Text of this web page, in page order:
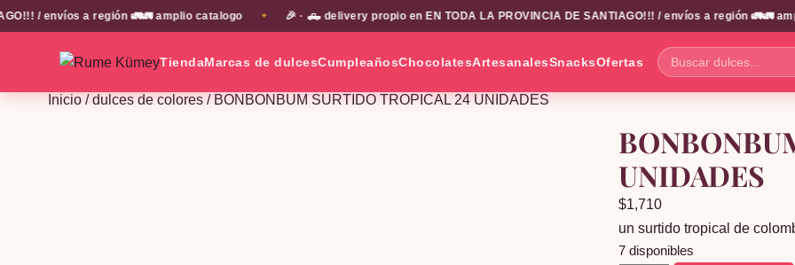
/ envíos a región 🚛🚛 amplio catalogo ✦ 🎉 · 🛻 delivery propio en EN TODA LA PROVINCIA DE SANTIAGO!!! / envíos a región 🚛🚛 amplio
TiendaMarcas de dulcesCumpleañosChocolatesArtesanalesSnacksOfertas
Buscar
dulces...
Inicio/dulces de colores/ BONBONBUM SURTIDO TROPICAL 24 UNIDADES
UNIDADES
$1,710
un surtido tropical de
7 disponibles